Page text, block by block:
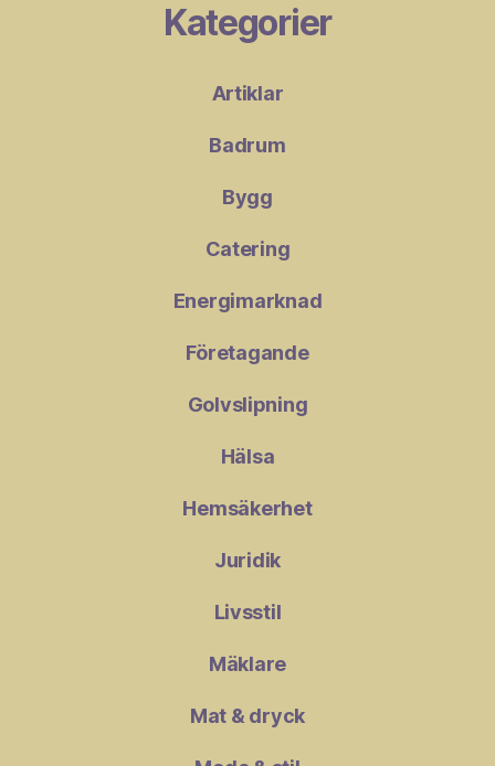
Kategorier
Artiklar
Badrum
Bygg
Catering
Energimarknad
Företagande
Golvslipning
Hälsa
Hemsäkerhet
Juridik
Livsstil
Mäklare
Mat & dryck